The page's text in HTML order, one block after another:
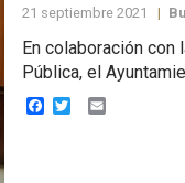
21 septiembre 2021 |
En colaboración
Pública, el
Facebook
TwitterEmail